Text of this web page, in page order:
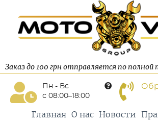
Заказ до 100 грн отправляется по полной
Пн - Вс
с 08:00–18:00
Главная О нас Новости